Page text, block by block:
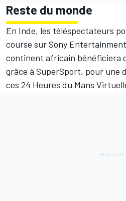
Reste du monde
En Inde, les téléspectateurs
course sur Sony
continent africain bénéficiera
grâce à SuperSport, pour une
ces 24 Heures du Mans